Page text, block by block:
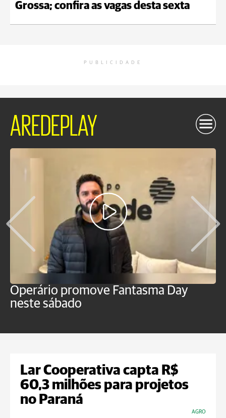
Grossa; confira as vagas desta sexta
PUBLICIDADE
AREDEPLAY
Operário promove Fantasma Day
neste sábado
Lar Cooperativa capta R$
60,3 milhões para projetos
no Paraná
AGRO